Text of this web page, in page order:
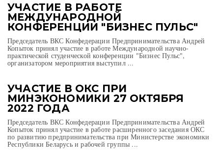
УЧАСТИЕ В РАБОТЕ
МЕЖДУНАРОДНОЙ
КОНФЕРЕНЦИИ "БИЗНЕС ПУЛЬС"
Председатель ВКС Конфедерации Предпринимательства Андрей
Копыток принял участие в работе Международной научно-
практической студенческой конференции "Бизнес Пульс",
организатором мероприятия выступил ...
УЧАСТИЕ В ОКС ПРИ
МИНЭКОНОМИКИ 27 ОКТЯБРЯ
2022 ГОДА
Председатель ВКС Конфедерации Предпринимательства Андрей
Копыток принял участие в работе расширенного заседания ОКС
по развитию предпринимательства при Министерстве экономики
Республики Беларусь и рабочей группы ...